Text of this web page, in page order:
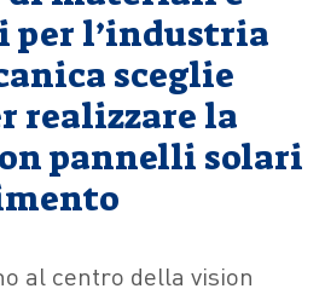
per l’industria
sceglie
realizzare la
pannelli solari
al centro della vision